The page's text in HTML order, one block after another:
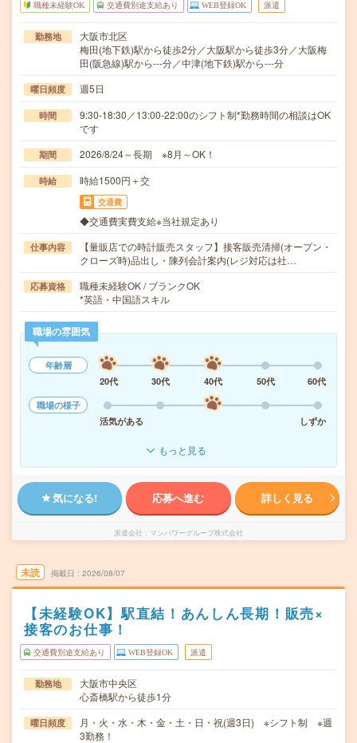
職種未経験OK 交通費別途支給あり WEB登録OK 派遣
勤務地
大阪市北区
梅田(地下鉄)駅から徒歩2分／大阪駅から徒歩3分／大阪梅
田(阪急線)駅から---分／中津(地下鉄)駅から---分
曜日頻度 週5日
時間
9:30-18:30／13:00-22:00のシフト制*勤務時間の相談はOK
です
期間 2026/8/24～長期 ※8月～OK！
時給 時給1500円＋交
交通費
◆交通費実費支給※当社規定あり
仕事内容
【量販店での時計販売スタッフ】接客販売清掃(オープン・
クローズ時)品出し・陳列会計案内(レジ対応は社…
応募資格
職種未経験OK / ブランクOK
*英語・中国語スキル
職場の雰囲気
年齢層
20代
30代 40代 50代
60代
職場の様子
活気がある
しずか
もっと見る
気になる! 応募へ進む 詳しく見る
派遣会社 マンパワーグループ株式会社
未読 掲載日 2026/08/07
【未経験OK】駅直結！あんしん長期！販売×
接客のお仕事！
交通費別途支給あり WEB登録OK 派遣
勤務地
大阪市中央区
心斎橋駅から徒歩1分
曜日頻度
月・火・水・木・金・土・日・祝(週3日) ※シフト制 ※週
3勤務！